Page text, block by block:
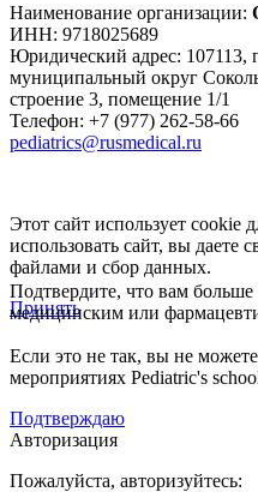
Наименование организации:
ИНН: 9718025689
Юридический адрес: 107113,
муниципальный округ
строение 3, помещение 1/1
Телефон: +7 (977) 262-58-66
pediatrics@rusmedical.ru
Этот сайт использует cookie
использовать сайт, вы даете
файлами и сбор данных.
Принять
Подтвердите, что вам больше
медицинским или
Если это не так, вы не
мероприятиях Pediatric's
Подтверждаю
Авторизация
Пожалуйста, авторизуйтесь: